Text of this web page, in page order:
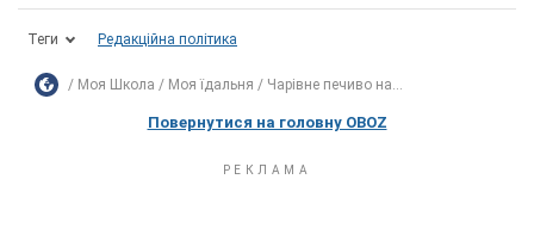
Теги Редакційна політика
Моя Школа Моя їдальня Чарівне печиво на...
Повернутися на головну OBOZ